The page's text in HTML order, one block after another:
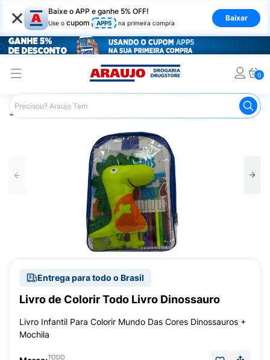
× Baixe o APP e ganhe 5% OFF!
Use o cupom APP5 na primeira compra
Baixar
0
Araujo Mercado Livro de Colorir
Entrega para todo o Brasil
Livro de Colorir Todo Livro Dinossauro
Livro Infantil Para Colorir Mundo Das Cores Dinossauros +
Mochila
TODO